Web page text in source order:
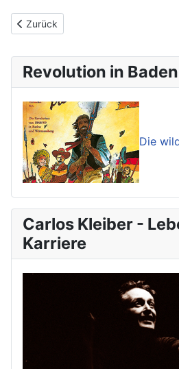
Vorheriger Beitrag: Studienreisen um
Zurück
Revolution in Baden
Die
Carlos Kleiber -
Karriere